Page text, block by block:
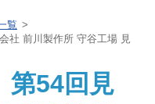
覧
社 前川製作所 守谷工場 見
54回見